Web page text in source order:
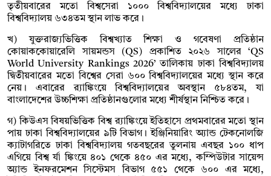
তৃতীয়বারের মতো বিশ্বসেরা ১০০০ বিশ্ববিদ্যালয়ের মধ্যে ঢাকা
বিশ্ববিদ্যালয় ৬৩৪তম স্থান লাভ করে।
খ) যুক্তরাজ্যভিত্তিক বিশ্বখ্যাত শিক্ষা ও গবেষণা প্রতিষ্ঠান
কোয়াককোয়ারেলি সায়মন্ডস (QS) প্রকাশিত ২০২৬ সালের ‘QS
World University Rankings 2026’ তালিকায় ঢাকা বিশ্ববিদ্যালয়
দ্বিতীয়বারের মতো বিশ্বের সেরা ৬০০ বিশ্ববিদ্যালয়ের মধ্যে স্থান করে
নেয়। এবারের র‍্যাঙ্কিংয়ে বিশ্ববিদ্যালয়ের অবস্থান ৫৮৪তম, যা
বাংলাদেশের উচ্চশিক্ষা প্রতিষ্ঠানগুলোর মধ্যে শীর্ষস্থান নিশ্চিত করে।
গ) কিউএস বিষয়ভিত্তিক বিশ্ব র‍্যাঙ্কিংয়ে ইতিহাসে প্রথমবারের মতো স্থান
পায় ঢাকা বিশ্ববিদ্যালয়ের ৯টি বিভাগ। ইঞ্জিনিয়ারিং অ্যান্ড টেকনোলজি
ক্যাটাগরিতে ঢাকা বিশ্ববিদ্যালয় গতবছরের তুলনায় এবছর ১০০ ধাপ
এগিয়ে বিশ্ব র্যা ঙ্কিংয়ে ৪০১ থেকে ৪৫০ এর মধ্যে, কম্পিউটার সায়েন্স
অ্যান্ড ইনফরমেশন সিস্টেমস বিভাগ ৫৫১ থেকে ৬০০ এর মধ্যে,